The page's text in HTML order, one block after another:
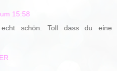
15:58
schön. Toll dass du eine